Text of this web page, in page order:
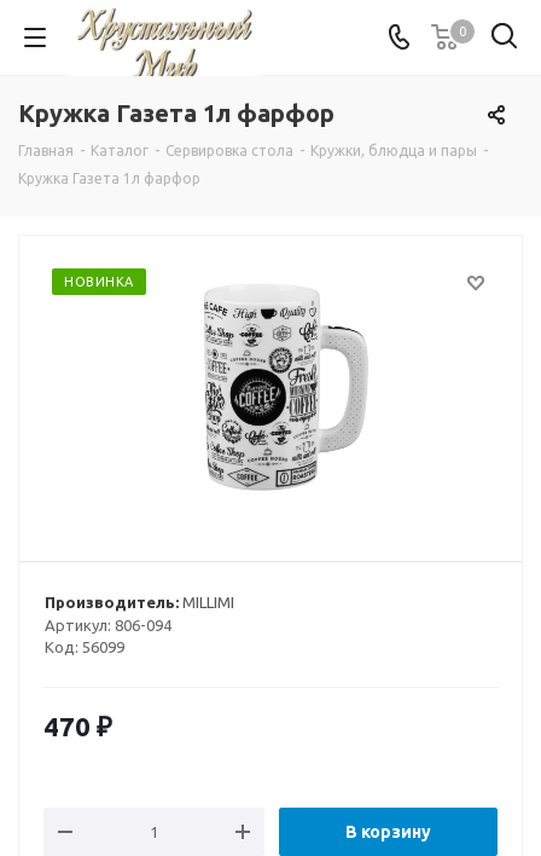
0
Кружка Газета 1л фарфор
Главная - Каталог - Сервировка стола - Кружки, блюдца и пары -
Кружка Газета 1л фарфор
НОВИНКА
Производитель: MILLIMI
Артикул: 806-094
Код: 56099
470 ₽
В корзину